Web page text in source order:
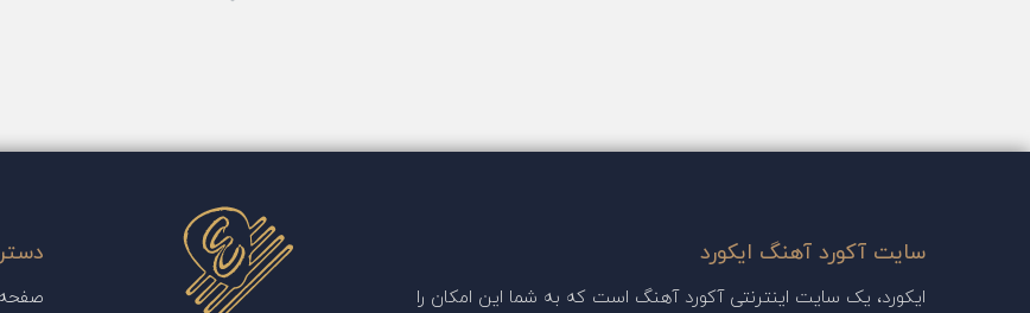
سایت آکورد آهنگ ایکورد
ایکورد، یک سایت اینترنتی آکورد آهنگ است که به شما این امکان را